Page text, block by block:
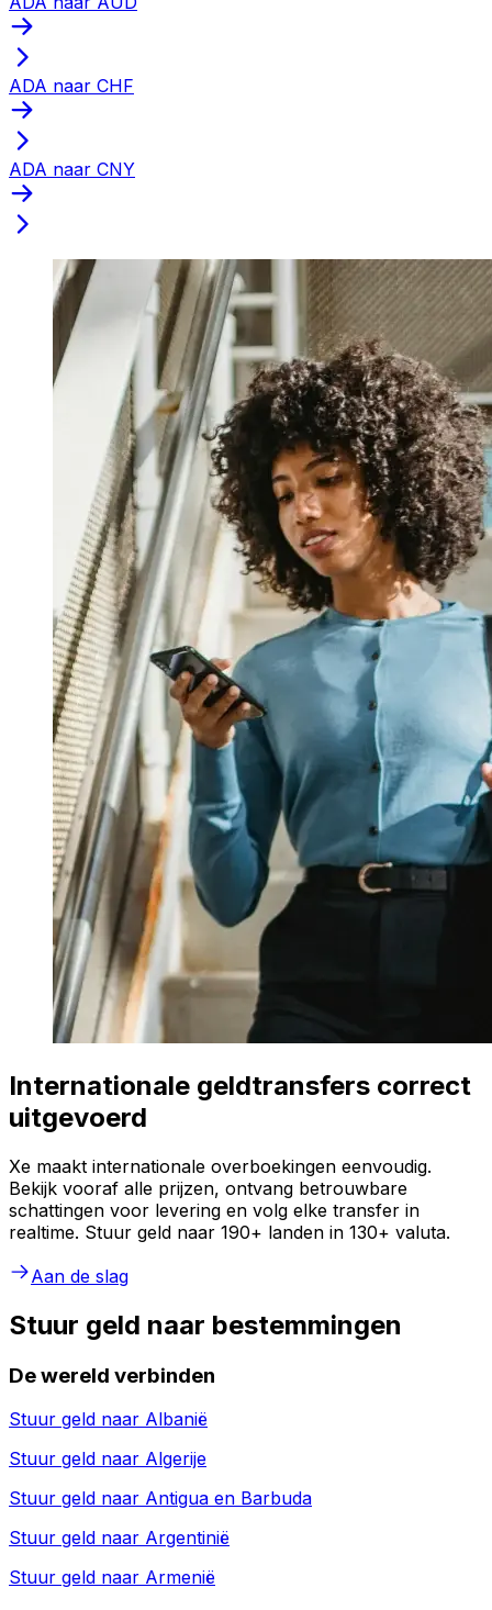
ADA naar CHF
ADA naar CNY
Internationale geldtransfers correct
uitgevoerd
Xe maakt internationale overboekingen eenvoudig.
Bekijk vooraf alle prijzen, ontvang betrouwbare
schattingen voor levering en volg elke transfer in
realtime. Stuur geld naar 190+ landen in 130+ valuta.
Aan de slag
Stuur geld naar bestemmingen
De wereld verbinden
Stuur geld naar Albanië
Stuur geld naar Algerije
Stuur geld naar Antigua en Barbuda
Stuur geld naar Argentinië
Stuur geld naar Armenië